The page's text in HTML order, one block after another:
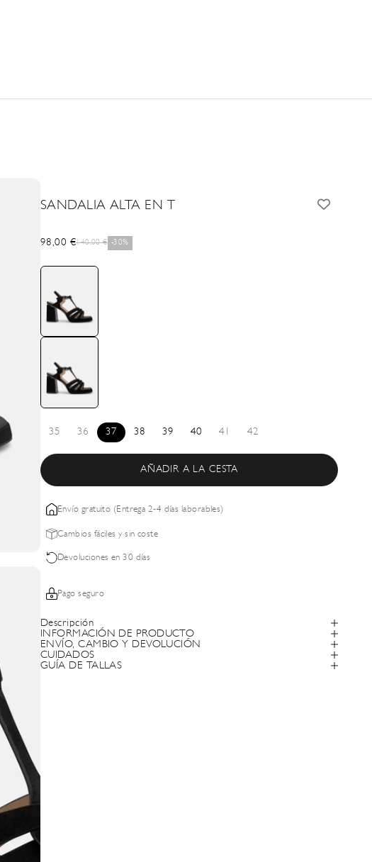
SANDALIA ALTA EN T
Precio de oferta
98,00 €Precio normal
140,00 € -30%
35 36 37 38 39 40 41 42
AÑADIR A LA CESTA
Envío gratuito (Entrega 2-4 días laborables)
Cambios fáciles y sin coste
Devoluciones en 30 días
Pago seguro
Descripción
INFORMACIÓN DE PRODUCTO
ENVÍO, CAMBIO Y DEVOLUCIÓN
CUIDADOS
GUÍA DE TALLAS